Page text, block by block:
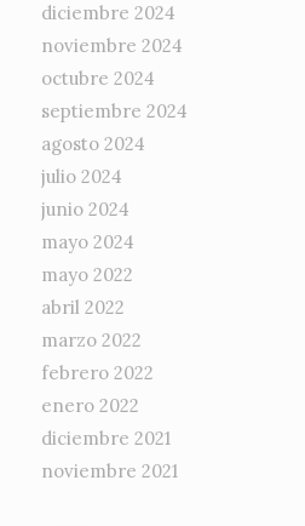
diciembre 2024
noviembre 2024
octubre 2024
septiembre 2024
agosto 2024
julio 2024
junio 2024
mayo 2024
mayo 2022
abril 2022
marzo 2022
febrero 2022
enero 2022
diciembre 2021
noviembre 2021